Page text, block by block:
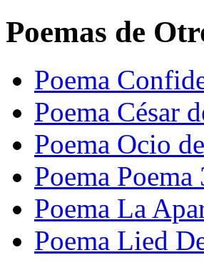
Poemas de
Poema
Poema César
Poema Ocio
Poema
Poema La
Poema Lied